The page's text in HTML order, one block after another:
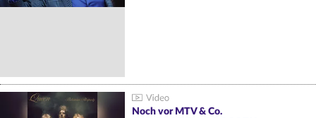
Noch vor MTV & Co.